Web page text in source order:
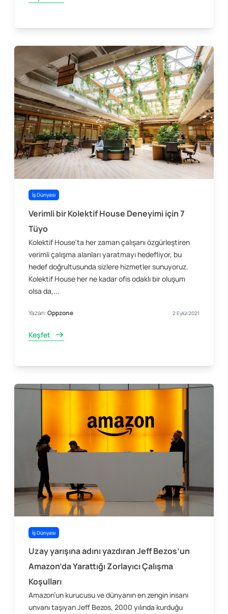
İş Dünyası
Verimli bir Kolektif House Deneyimi için 7
Tüyo
Kolektif House'ta her zaman çalışanı özgürleştiren
verimli çalışma alanları yaratmayı hedefliyor, bu
hedef doğrultusunda sizlere hizmetler sunuyoruz.
Kolektif House her ne kadar ofis odaklı bir oluşum
olsa da,...
Yazan:Oppzone 2 Eylül 2021
Keşfet
İş Dünyası
Uzay yarışına adını yazdıran Jeff Bezos’un
Amazon’da Yarattığı Zorlayıcı Çalışma
Koşulları
Amazon’un kurucusu ve dünyanın en zengin insanı
unvanı taşıyan Jeff Bezos, 2000 yılında kurduğu